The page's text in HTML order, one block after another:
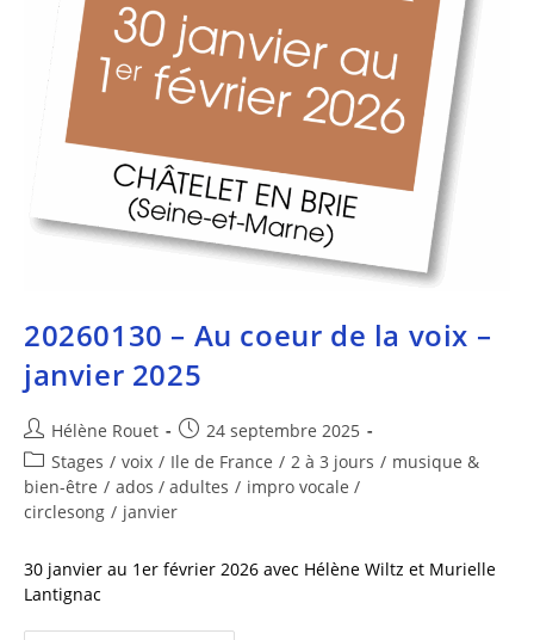
20260130 – Au coeur de la voix –
janvier 2025
Hélène Rouet
24 septembre 2025
Stages / voix / Ile de France / 2 à 3 jours / musique &
bien-être / ados / adultes / impro vocale /
circlesong / janvier
30 janvier au 1er février 2026 avec Hélène Wiltz et Murielle
Lantignac